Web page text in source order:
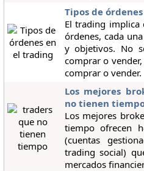
Tipos de
El trading implica
órdenes, cada
y objetivos. No
comprar o
comprar o vender.
Los mejores
no tienen
Los mejores
tiempo ofrecen
(cuentas
trading social)
mercados